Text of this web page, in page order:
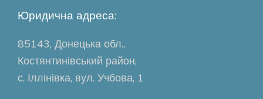
Юридична адреса:
85143, Донецька обл.,
Костянтинівський район,
с. Іллінівка, вул. Учбова, 1